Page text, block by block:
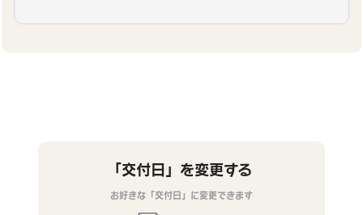
「交付日」を変更する
お好きな「交付日」に変更できます